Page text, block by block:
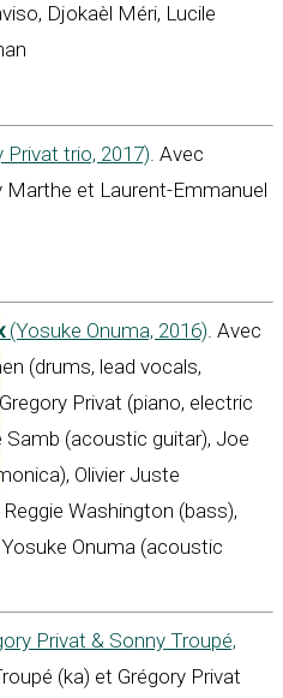
Djokaèl Méri, Lucile
Privat trio, 2017). Avec
Marthe et Laurent-Emmanuel
(Yosuke Onuma, 2016). Avec
(drums, lead vocals,
Privat (piano, electric
Samb (acoustic guitar), Joe
Olivier Juste
Washington (bass),
Onuma (acoustic
Privat & Sonny Troupé,
(ka) et Grégory Privat